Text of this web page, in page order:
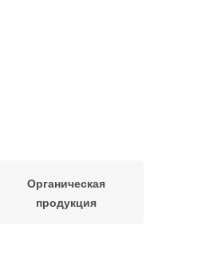
Органическая
продукция